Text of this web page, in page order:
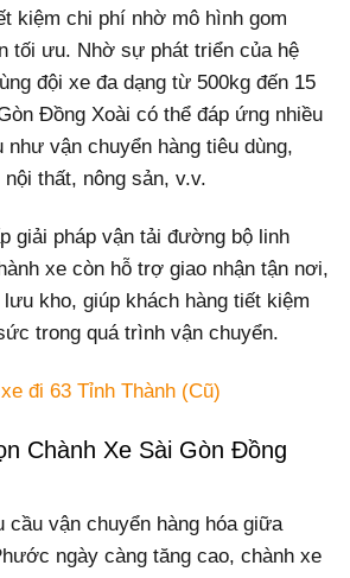
kiệm chi phí nhờ mô hình gom
tối ưu. Nhờ sự phát triển của hệ
đội xe đa dạng từ 500kg đến 15
Đồng Xoài có thể đáp ứng nhiều
như vận chuyển hàng tiêu dùng,
thất, nông sản, v.v.
giải pháp vận tải đường bộ linh
xe còn hỗ trợ giao nhận tận nơi,
kho, giúp khách hàng tiết kiệm
trong quá trình vận chuyển.
đi 63 Tỉnh Thành (Cũ)
Chành Xe Sài Gòn Đồng
cầu vận chuyển hàng hóa giữa
ngày càng tăng cao, chành xe